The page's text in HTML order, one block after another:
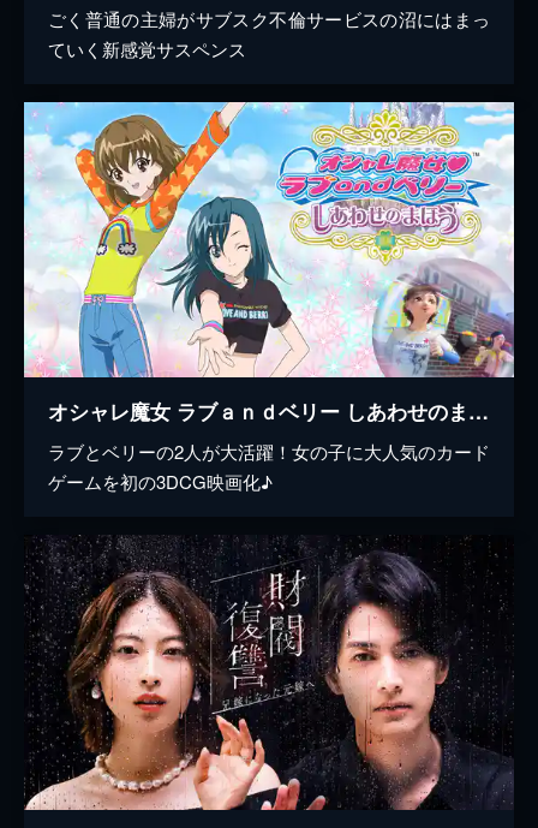
ごく普通の主婦がサブスク不倫サービスの沼にはまっ
ていく新感覚サスペンス
オシャレ魔女 ラブａｎｄベリー しあわせのまほう
ラブとベリーの2人が大活躍！女の子に大人気のカード
ゲームを初の3DCG映画化♪